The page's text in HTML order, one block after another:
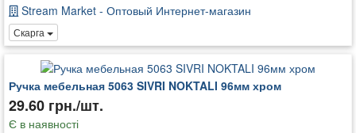
Stream Market - Оптовый Интернет-магазин
Скарга
Ручка мебельная 5063 SIVRI NOKTALI 96мм хром
29.60 грн./шт.
Є в наявності